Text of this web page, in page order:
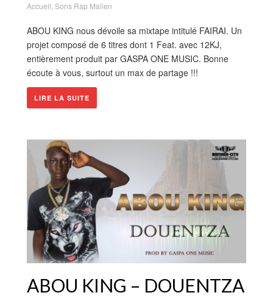
Accueil Sons Rap Malien
ABOU KING nous dévoile sa mixtape intitulé FAIRAI. Un
projet composé de 6 titres dont 1 Feat. avec 12KJ,
entièrement produit par GASPA ONE MUSIC. Bonne
écoute à vous, surtout un max de partage !!!
LIRE LA SUITE
ABOU KING – DOUENTZA